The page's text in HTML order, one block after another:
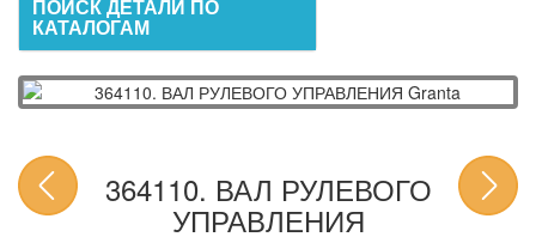
ПОИСК ДЕТАЛИ ПО
КАТАЛОГАМ
364110. ВАЛ РУЛЕВОГО
УПРАВЛЕНИЯ